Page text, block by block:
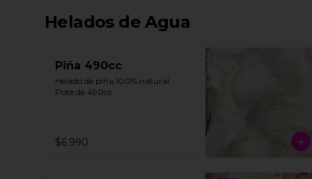
Helados de Agua
Piña 490cc
Helado de piña 100% natural.
Pote de 490cc.
$6.990